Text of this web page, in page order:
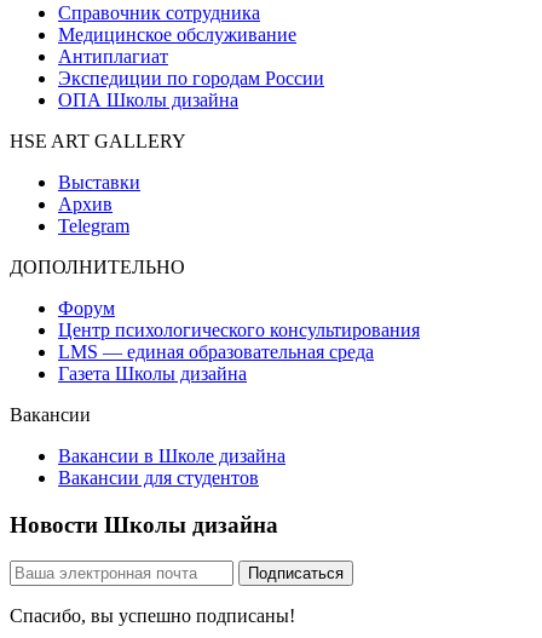
Справочник сотрудника
Медицинское обслуживание
Антиплагиат
Экспедиции по городам России
ОПА Школы дизайна
HSE ART GALLERY
Выставки
Архив
Telegram
ДОПОЛНИТЕЛЬНО
Форум
Центр психологического консультирования
LMS — единая образовательная среда
Газета Школы дизайна
Вакансии
Вакансии в Школе дизайна
Вакансии для студентов
Новости Школы дизайна
Спасибо, вы успешно подписаны!